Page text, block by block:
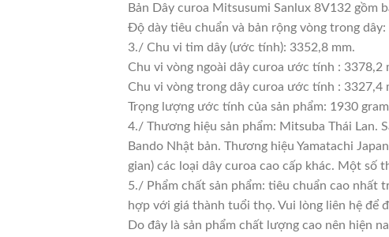
Bản Dây curoa Mitsusumi Sanlux 8V132 gồm
Độ dày tiêu chuẩn và bản rộng vòng trong dây:
3./ Chu vi tim dây (ước tính): 3352,8 mm.
Chu vi vòng ngoài dây curoa ước tính : 3378,2
Chu vi vòng trong dây curoa ước tính : 3327,4
Trọng lượng ước tính của sản phẩm: 1930 gram
4./ Thương hiệu sản phẩm: Mitsuba Thái Lan.
Bando Nhật bản. Thương hiệu Yamatachi
gian) các loại dây curoa cao cấp khác. Một số
5./ Phẩm chất sản phẩm: tiêu chuẩn cao nhất
hợp với giá thành tuổi thọ. Vui lòng liên hệ để
Do đây là sản phẩm chất lượng cao nên hiện